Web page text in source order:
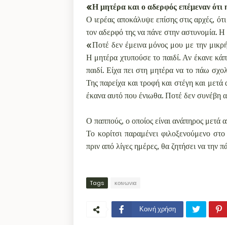
«Η μητέρα και ο αδερφός επέμεναν
Ο ιερέας αποκάλυψε επίσης στις αρχές,
τον αδερφό της να πάνε στην αστυνομία.
«Ποτέ δεν έμεινα μόνος μου με την
Η μητέρα χτυπούσε το παιδί. Αν έκανε
παιδί. Είχα πει στη μητέρα να το πάω
Της παρείχα και τροφή και στέγη και
έκανα αυτό που ένιωθα. Ποτέ δεν συνέβη
Ο παππούς, ο οποίος είναι ανάπηρος μετά
Το κορίτσι παραμένει φιλοξενούμενο
πριν από λίγες ημέρες, θα ζητήσει να την
Tags κοινωνια
Κοινή χρήση